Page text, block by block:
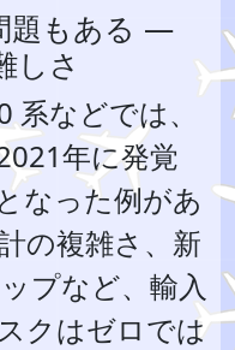
題もある —
しさ
系などでは、
年に発覚
なった例があ
の複雑さ、新
プなど、輸入
クはゼロでは